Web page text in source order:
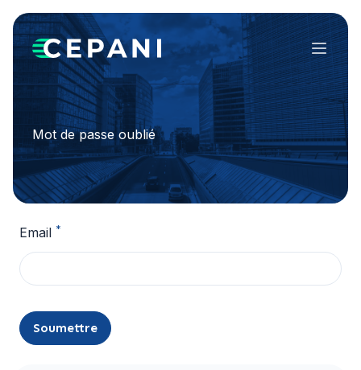
Menu
Mot de passe oublié
Email *
Soumettre